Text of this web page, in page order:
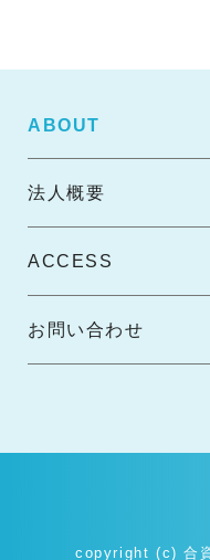
ABOUT
法人概要
ACCESS
お問い合わせ
copyright (c) 合